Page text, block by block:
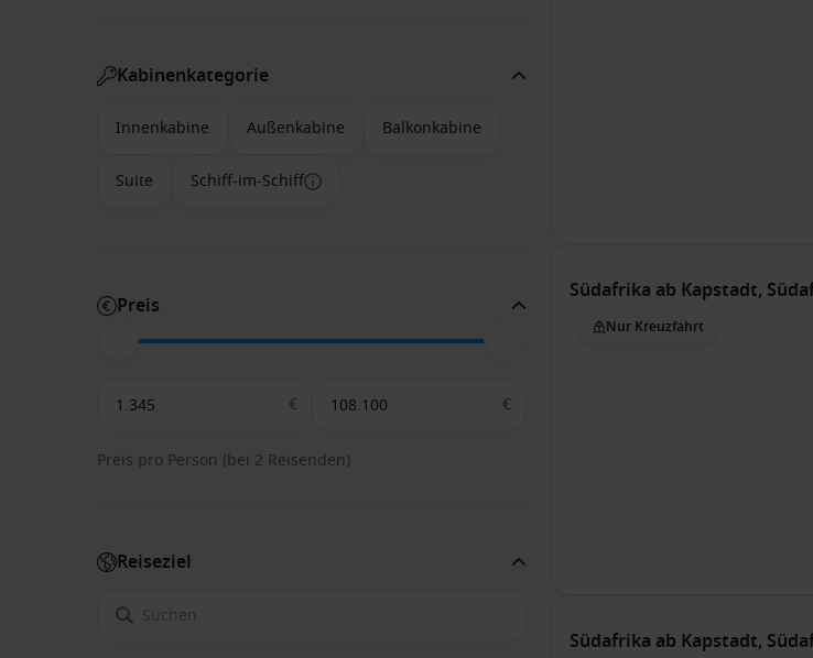
Kabinenkategorie
Innenkabine Außenkabine Balkonkabine
Suite Schiff-im-Schiff
Preis
€ €
Preis pro Person (bei 2 Reisenden)
Reiseziel
Südafrika ab Kapstadt,
Nur Kreuzfahrt
Südafrika ab Kapstadt,